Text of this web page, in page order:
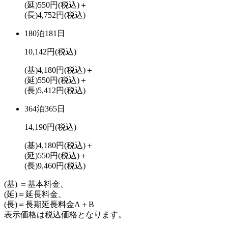
(延)550円(税込)＋
(長)4,752円(税込)
180泊181日
10,142円(税込)
(基)4,180円(税込)＋
(延)550円(税込)＋
(長)5,412円(税込)
364泊365日
14,190円(税込)
(基)4,180円(税込)＋
(延)550円(税込)＋
(長)9,460円(税込)
(基) ＝基本料金、
(延)＝延長料金、
(長)＝長期延長料金A＋B
表示価格は税込価格となります。